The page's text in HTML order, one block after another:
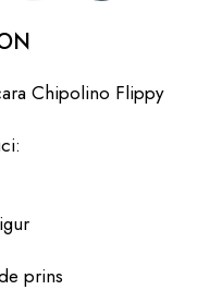
Chipolino Flippy
prins